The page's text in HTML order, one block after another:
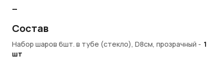
Преимущества:
6 шаров из прозрачного стекла диаметром 8 см
Придают легкость и изящество праздничному
Состав
Набор шаров 6шт. в тубе (стекло), D8см, прозрачный - 1
шт